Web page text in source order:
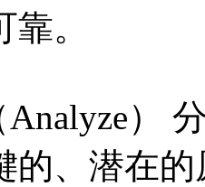
。
） 分
的、潜在